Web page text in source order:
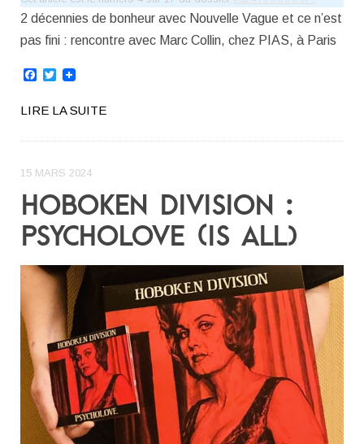
2 décennies de bonheur avec Nouvelle Vague et ce n’est
pas fini : rencontre avec Marc Collin, chez PIAS, à Paris
Facebook
Twitter
LIRE LA SUITE
15 MARS 2024
HOBOKEN DIVISION :
PSYCHOLOVE (IS ALL)